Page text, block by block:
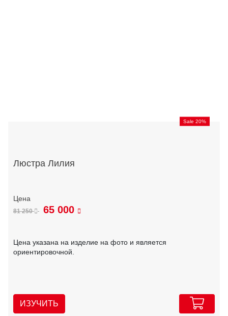
Sale 20%
Люстра Лилия
81 250 65 000
Цена указана на изделие на фото и является
ориентировочной.
ИЗУЧИТЬ